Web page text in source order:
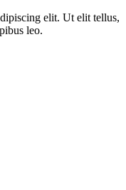
elit. Ut elit tellus,
leo.